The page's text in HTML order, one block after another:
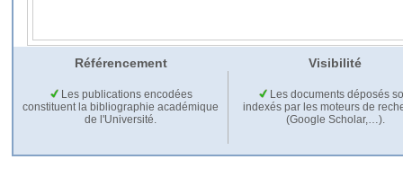
Référencement Visibilité
Les publications encodées
constituent la bibliographie académique
de l'Université.
Les documents déposés
indexés par les moteurs de
(Google Scholar,…).